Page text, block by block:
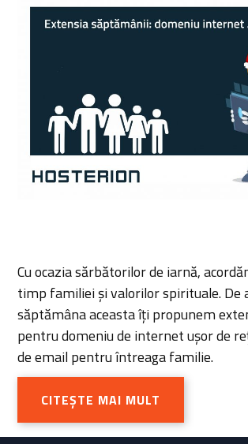
Cu ocazia sărbătorilor de iarnă,
timp familiei și valorilor spirituale. De
săptămâna aceasta îți propunem
pentru domeniu de internet ușor de
de email pentru întreaga familie.
CITEȘTE MAI MULT